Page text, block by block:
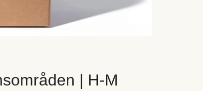
| H-M